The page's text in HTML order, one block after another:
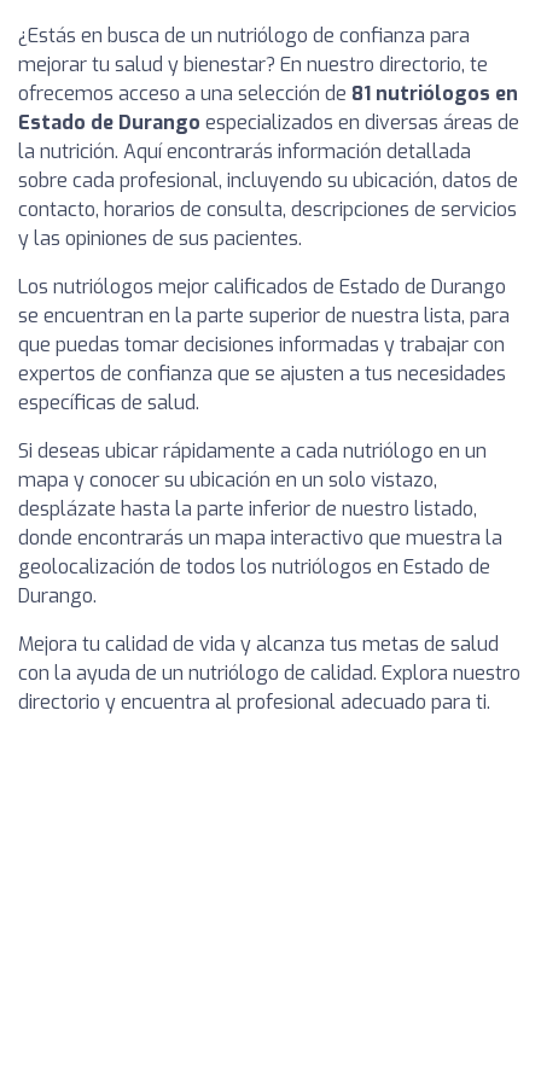
¿Estás en busca de un nutriólogo de confianza para
mejorar tu salud y bienestar? En nuestro directorio, te
ofrecemos acceso a una selección de 81 nutriólogos en
Estado de Durango especializados en diversas áreas de
la nutrición. Aquí encontrarás información detallada
sobre cada profesional, incluyendo su ubicación, datos de
contacto, horarios de consulta, descripciones de servicios
y las opiniones de sus pacientes.
Los nutriólogos mejor calificados de Estado de Durango
se encuentran en la parte superior de nuestra lista, para
que puedas tomar decisiones informadas y trabajar con
expertos de confianza que se ajusten a tus necesidades
específicas de salud.
Si deseas ubicar rápidamente a cada nutriólogo en un
mapa y conocer su ubicación en un solo vistazo,
desplázate hasta la parte inferior de nuestro listado,
donde encontrarás un mapa interactivo que muestra la
geolocalización de todos los nutriólogos en Estado de
Durango.
Mejora tu calidad de vida y alcanza tus metas de salud
con la ayuda de un nutriólogo de calidad. Explora nuestro
directorio y encuentra al profesional adecuado para ti.